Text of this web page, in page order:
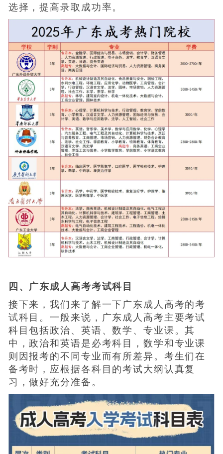
选择，提高录取成功率。
四、广东成人高考考试科目
接下来，我们来了解一下广东成人高考的考
试科目。一般来说，广东成人高考主要考试
科目包括政治、英语、数学、专业课。其
中，政治和英语是必考科目，数学和专业课
则因报考的不同专业而有所差异。考生们在
备考时，应根据各科目的考试大纲认真复
习，做好充分准备。